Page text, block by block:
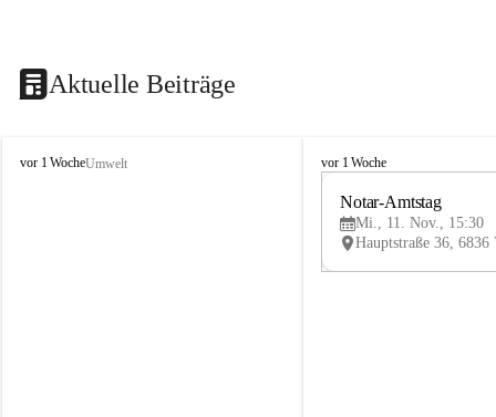
Aktuelle Beiträge
V
vor 1 WocheUmwelt
V
vor 1 Woche
Notar-Amtstag
Mi., 11. Nov., 15:30